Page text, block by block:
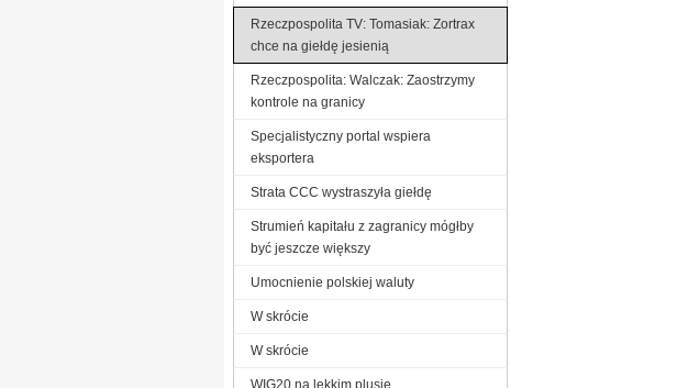
Rzeczpospolita TV: Tomasiak: Zortrax
chce na giełdę jesienią
Rzeczpospolita: Walczak: Zaostrzymy
kontrole na granicy
Specjalistyczny portal wspiera
eksportera
Strata CCC wystraszyła giełdę
Strumień kapitału z zagranicy mógłby
być jeszcze większy
Umocnienie polskiej waluty
W skrócie
W skrócie
WIG20 na lekkim plusie